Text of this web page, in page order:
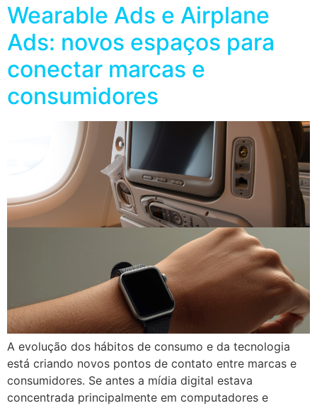
Wearable Ads e Airplane
Ads: novos espaços para
conectar marcas e
consumidores
A evolução dos hábitos de consumo e da tecnologia
está criando novos pontos de contato entre marcas e
consumidores. Se antes a mídia digital estava
concentrada principalmente em computadores e